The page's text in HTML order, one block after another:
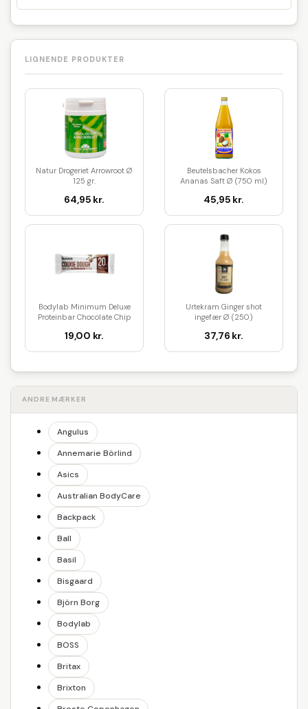
LIGNENDE PRODUKTER
Natur Drogeriet Arrowroot Ø
125 gr.
64,95 kr.
Beutelsbacher Kokos
Ananas Saft Ø (750 ml)
45,95 kr.
Bodylab Minimum Deluxe
Proteinbar Chocolate Chip
19,00 kr.
Urtekram Ginger shot
ingefær Ø (250)
37,76 kr.
ANDRE MÆRKER
Angulus
Annemarie Börlind
Asics
Australian BodyCare
Backpack
Ball
Basil
Bisgaard
Björn Borg
Bodylab
BOSS
Britax
Brixton